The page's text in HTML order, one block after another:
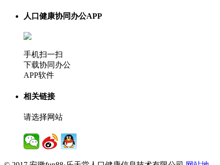
人口健康协同办公APP
手机扫一扫
下载协同办公
APP软件
相关链接
请选择网站